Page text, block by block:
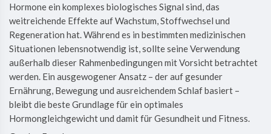
Hormone ein komplexes biologisches Signal sind, das
weitreichende Effekte auf Wachstum, Stoffwechsel und
Regeneration hat. Während es in bestimmten medizinischen
Situationen lebensnotwendig ist, sollte seine Verwendung
außerhalb dieser Rahmenbedingungen mit Vorsicht betrachtet
werden. Ein ausgewogener Ansatz – der auf gesunder
Ernährung, Bewegung und ausreichendem Schlaf basiert –
bleibt die beste Grundlage für ein optimales
Hormongleichgewicht und damit für Gesundheit und Fitness.